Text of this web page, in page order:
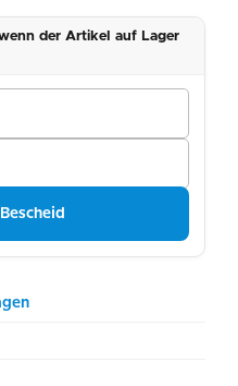
der Artikel auf Lager